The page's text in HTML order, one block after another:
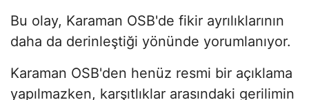
Bu olay, Karaman OSB'de fikir ayrılıklarının
daha da derinleştiği yönünde yorumlanıyor.
Karaman OSB'den henüz resmi bir açıklama
yapılmazken, karşıtlıklar arasındaki gerilimin